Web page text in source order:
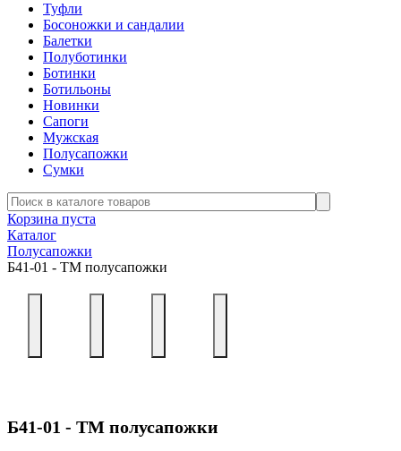
Туфли
Босоножки и сандалии
Балетки
Полуботинки
Ботинки
Ботильоны
Новинки
Сапоги
Мужская
Полусапожки
Сумки
Корзина пуста
Каталог
Полусапожки
Б41-01 - ТМ полусапожки
Б41-01 - ТМ полусапожки